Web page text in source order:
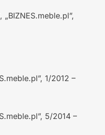
1/2012 –
5/2014 –